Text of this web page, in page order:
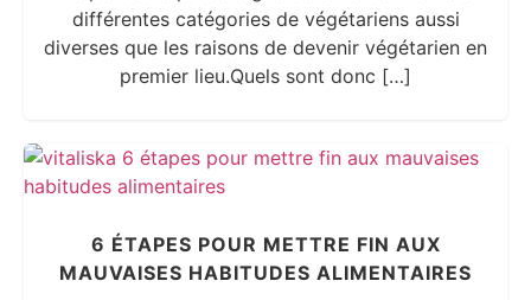
différentes catégories de végétariens aussi
diverses que les raisons de devenir végétarien en
premier lieu.Quels sont donc […]
6 ÉTAPES POUR METTRE FIN AUX
MAUVAISES HABITUDES ALIMENTAIRES